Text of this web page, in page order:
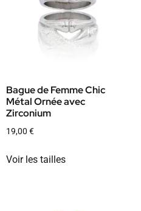
Bague de Femme Chic
Métal Ornée avec
Zirconium
19,00 €
Voir les tailles